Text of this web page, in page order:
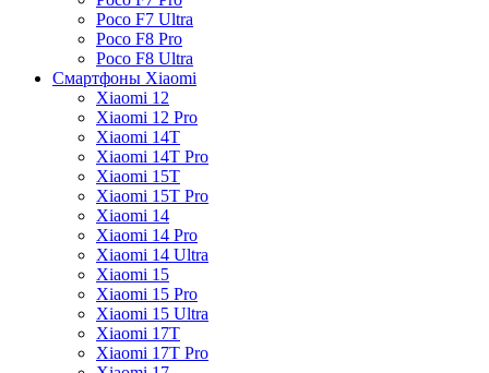
Poco F7 Ultra
Poco F8 Pro
Poco F8 Ultra
Смартфоны Xiaomi
Xiaomi 12
Xiaomi 12 Pro
Xiaomi 14T
Xiaomi 14T Pro
Xiaomi 15T
Xiaomi 15T Pro
Xiaomi 14
Xiaomi 14 Pro
Xiaomi 14 Ultra
Xiaomi 15
Xiaomi 15 Pro
Xiaomi 15 Ultra
Xiaomi 17T
Xiaomi 17T Pro